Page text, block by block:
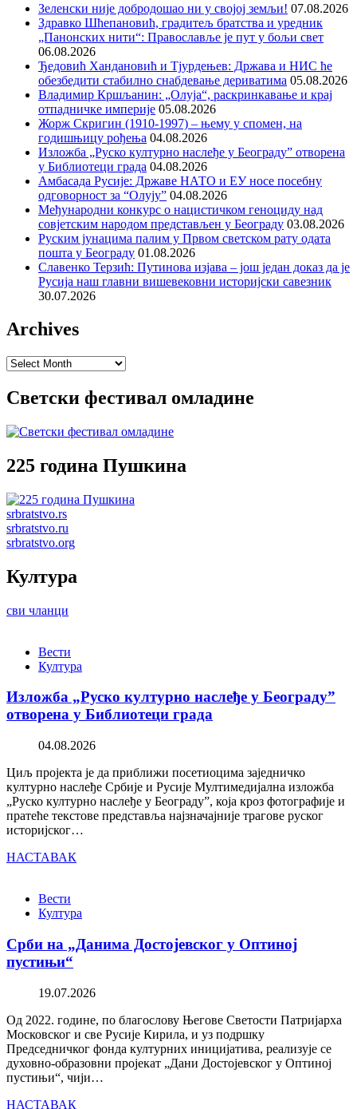
Зеленски није добродошао ни у својој земљи! 07.08.2026
Здравко Шћепановић, градитељ братства и уредник
„Панонских нити“: Православље је пут у бољи свет
06.08.2026
Ђедовић Хандановић и Тјурдењев: Држава и НИС ће
обезбедити стабилно снабдевање дериватима 05.08.2026
Владимир Кршљанин: „Олуја“, раскринкавање и крај
отпадничке империје 05.08.2026
Жорж Скригин (1910-1997) – њему у спомен, на
годишњицу рођења 04.08.2026
Изложба „Руско културно наслеђе у Београду” отворена
у Библиотеци града 04.08.2026
Амбасада Русије: Државе НАТО и ЕУ носе посебну
одговорност за “Олују” 04.08.2026
Међународни конкурс о нацистичком геноциду над
совјетским народом представљен у Београду 03.08.2026
Руским јунацима палим у Првом светском рату одата
пошта у Београду 01.08.2026
Славенко Терзић: Путинова изјава – још један доказ да је
Русија наш главни вишевековни историјски савезник
30.07.2026
Archives
Archives
Светски фестивал омладине
225 година Пушкина
srbratstvo.rs
srbratstvo.ru
srbratstvo.org
Култура
сви чланци
Вести
Култура
Изложба „Руско културно наслеђе у Београду”
отворена у Библиотеци града
04.08.2026
Циљ пројекта је да приближи посетиоцима заједничко
културно наслеђе Србије и Русије Мултимедијална изложба
„Руско културно наслеђе у Београду”, која кроз фотографије и
пратеће текстове представља најзначајније трагове руског
историјског…
НАСТАВАК
Вести
Култура
Срби на „Данима Достојевског у Оптиној
пустињи“
19.07.2026
Од 2022. године, по благослову Његове Светости Патријарха
Московског и све Русије Кирила, и уз подршку
Председничког фонда културних иницијатива, реализује се
духовно-образовни пројекат „Дани Достојевског у Оптиној
пустињи“, чији…
НАСТАВАК